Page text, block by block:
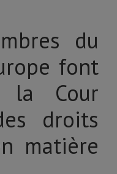
du
font
la Cour
droits
matière